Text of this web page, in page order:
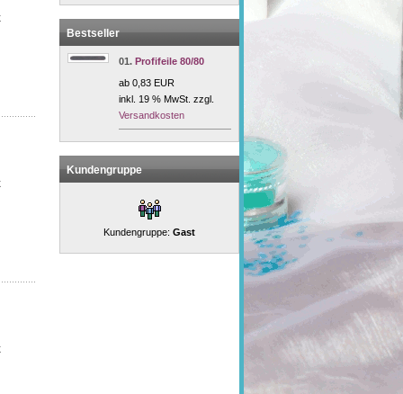
Bestseller
01. Profifeile 80/80
ab 0,83 EUR
inkl. 19 % MwSt. zzgl.
Versandkosten
Kundengruppe
Kundengruppe: Gast